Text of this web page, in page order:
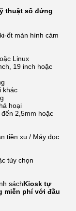
thuật số đứng
ốt màn hình cảm
Linux
19 inch hoặc
khác
hoại
2,5mm hoặc
tiền xu / Máy đọc
tùy chọn
sáchKiosk tự
miễn phí với đầu